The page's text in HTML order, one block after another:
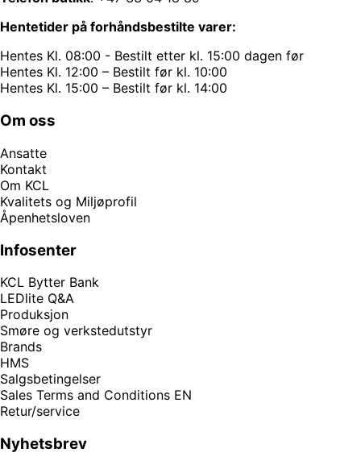
Hentetider på forhåndsbestilte varer:
Hentes Kl. 08:00 - Bestilt etter kl. 15:00 dagen før
Hentes Kl. 12:00 – Bestilt før kl. 10:00
Hentes Kl. 15:00 – Bestilt før kl. 14:00
Om oss
Ansatte
Kontakt
Om KCL
Kvalitets og Miljøprofil
Åpenhetsloven
Infosenter
KCL Bytter Bank
LEDlite Q&A
Produksjon
Smøre og verkstedutstyr
Brands
HMS
Salgsbetingelser
Sales Terms and Conditions EN
Retur/service
Nyhetsbrev